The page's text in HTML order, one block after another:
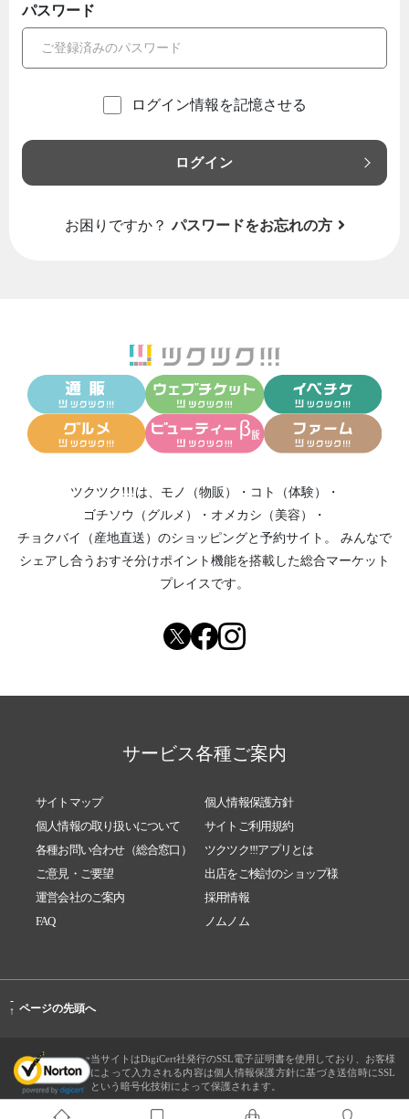
パスワード
ログイン情報を記憶させる
ログイン
お困りですか？ パスワードをお忘れの方
ツクツク!!!は、 モノ（物販） ・ コト（体験）
・
ゴチソウ（グルメ）
・ オメカシ（美容）
・
チョクバイ（産地直送） のショッピングと予約サイト。
みんなで
シェアし合う おすそ分けポイント機能を搭載した総合マーケット
プレイスです。
サービス各種ご案内
サイトマップ
個人情報保護方針
個人情報の取り扱いについて
サイトご利用規約
各種お問い合わせ（総合窓口）
ツクツク!!!アプリとは
ご意見・ご要望
出店をご検討のショップ様
運営会社のご案内
採用情報
FAQ
ノムノム
-
↑ ページの先頭へ
当サイトはDigiCert社発行のSSL電子証明書を使用しており、お客様
によって入力される内容は個人情報保護方針に基づき送信時にSSL
という暗号化技術によって保護されます。